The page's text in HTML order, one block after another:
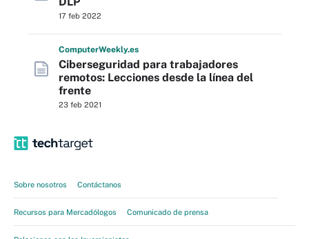
17 feb 2022
ComputerWeekly.es
Ciberseguridad para trabajadores
remotos: Lecciones desde la línea del
frente
23 feb 2021
Sobre nosotros Contáctanos
Recursos para Mercadólogos Comunicado de prensa